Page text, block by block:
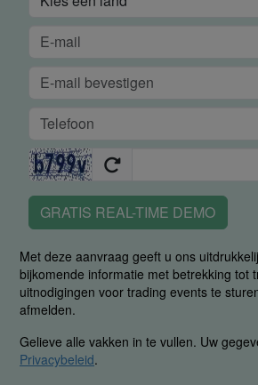
GRATIS REAL-TIME DEMO
Met deze aanvraag geeft u ons
bijkomende informatie met betrekking tot
uitnodigingen voor trading events te
afmelden.
Gelieve alle vakken in te vullen. Uw
Privacybeleid.